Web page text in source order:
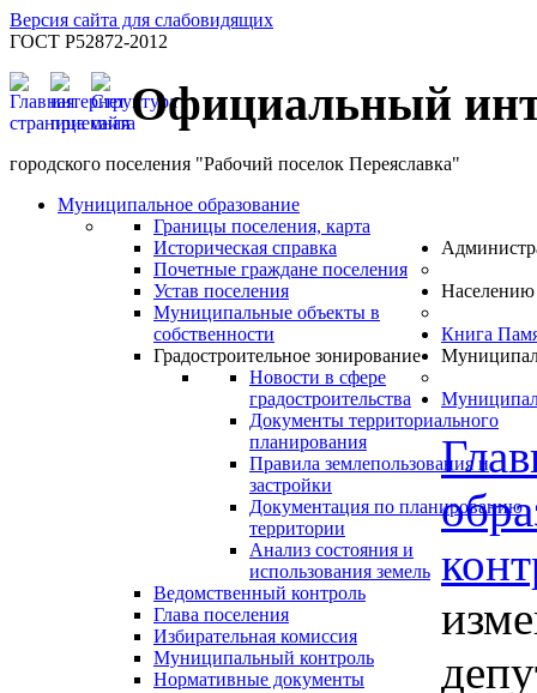
Версия сайта для слабовидящих
ГОСТ Р52872-2012
Официальный
городского поселения "Рабочий поселок Переяславка"
Муниципальное образование
Границы поселения, карта
Историческая справка
Почетные граждане поселения
Устав поселения
Муниципальные объекты в
собственности
Градостроительное зонирование
Новости в сфере
градостроительства
Документы территориального
планирования
Правила землепользования и
застройки
Документация по планированию
территории
Анализ состояния и
использования земель
Ведомственный контроль
Глава поселения
Избирательная комиссия
Муниципальный контроль
Нормативные документы
Населению
Книга